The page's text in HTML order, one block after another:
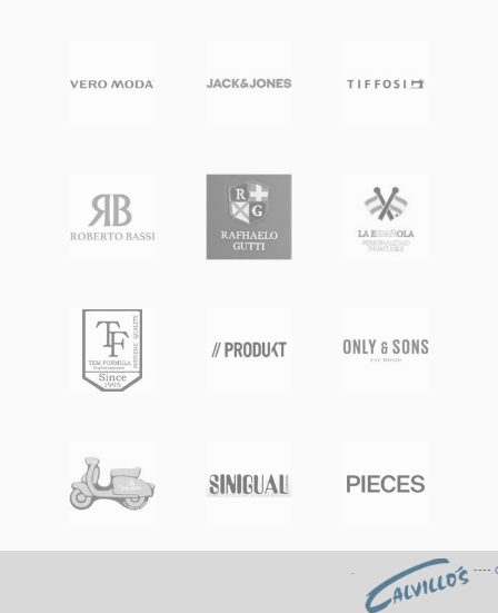
. ---- Gastos de envÍo